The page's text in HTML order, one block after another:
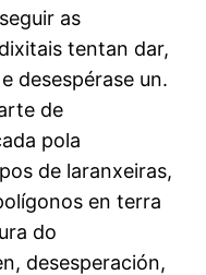
as
tentan dar,
desespérase un.
de
pola
de laranxeiras,
en terra
do
desesperación,